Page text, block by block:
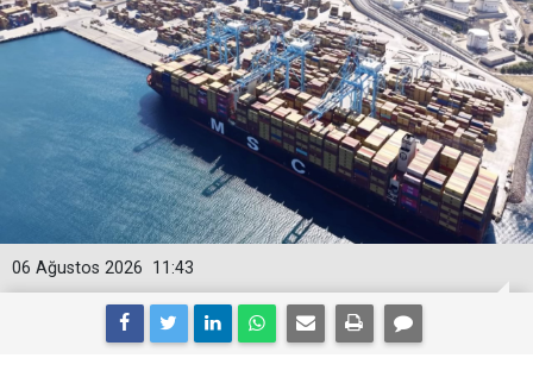
11:43
06 Ağustos 2026